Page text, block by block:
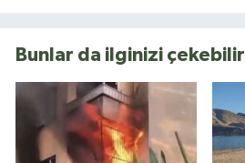
Bunlar da ilginizi çekebilir